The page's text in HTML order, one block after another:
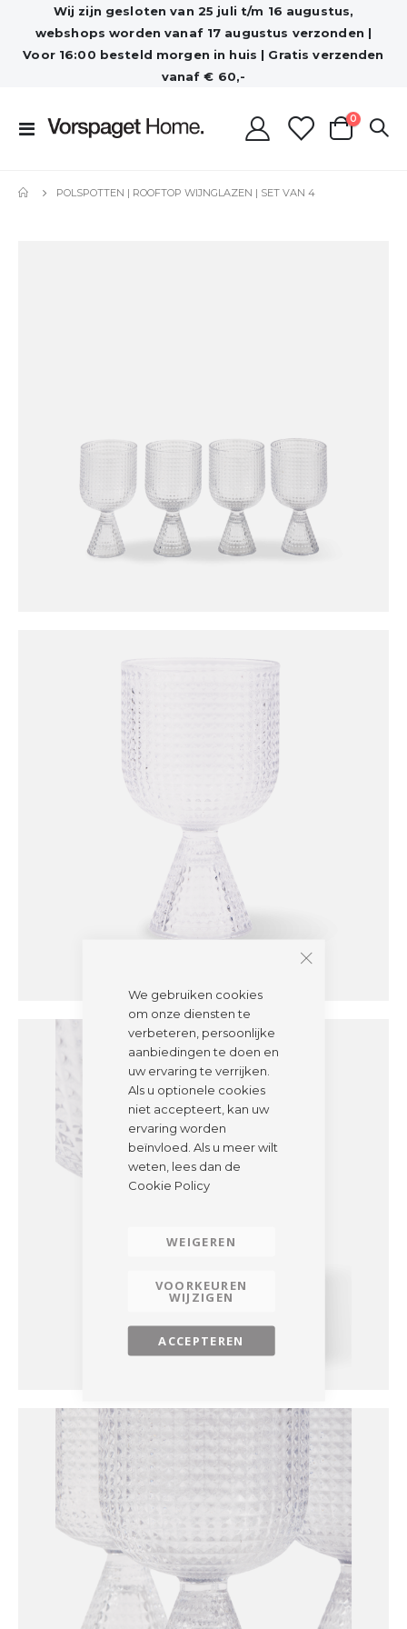
We gebruiken cookies
om onze diensten te
verbeteren, persoonlijke
aanbiedingen te doen en
uw ervaring te verrijken.
Als u optionele cookies
niet accepteert, kan uw
ervaring worden
beïnvloed. Als u meer wilt
weten, lees dan de
Cookie Policy
ACCEPTEREN
VOORKEUREN
WIJZIGEN
WEIGEREN
Wij zijn gesloten van 25 juli t/m 16 augustus,
webshops worden vanaf 17 augustus verzonden |
Voor 16:00 besteld morgen in huis | Gratis verzenden
vanaf € 60,-
Toggle
Cart
0producten
POLSPOTTEN | ROOFTOP WIJNGLAZEN | SET VAN 4